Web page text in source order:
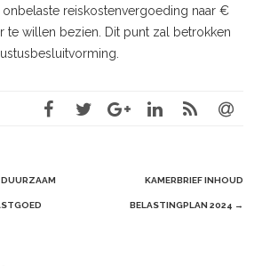
reiskostenvergoeding naar €
te willen bezien. Dit punt zal betrokken
DUURZAAM KAMERBRIEF INHOUD
BELASTINGPLAN 2024 →